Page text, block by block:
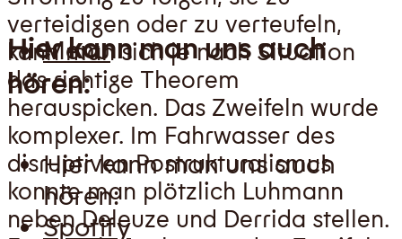
Menu
Hier kann man uns auch
hören:
Hier kann man uns auch
hören:
Spotify
verteidigen oder zu verteufeln,
kann man sich je nach Situation
das richtige Theorem
herauspicken. Das Zweifeln wurde
komplexer. Im Fahrwasser des
disruptiven Postrukturalismus
konnte man plötzlich Luhmann
neben Deleuze und Derrida stellen.